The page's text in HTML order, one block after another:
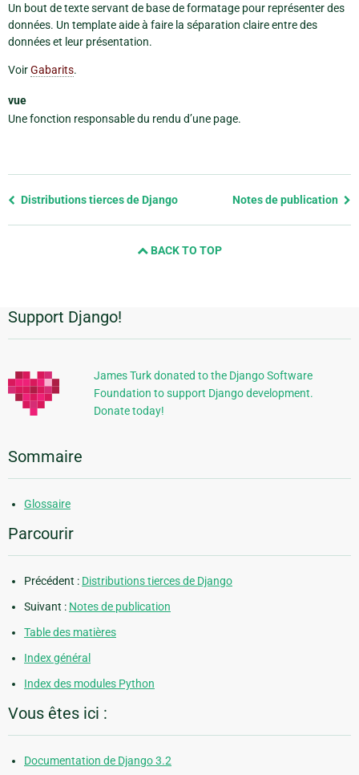
Un bout de texte servant de base de formatage pour représenter des
données. Un template aide à faire la séparation claire entre des
données et leur présentation.
VoirGabarits.
vue
Une fonction responsable du rendu d’une page.
Previous
Distributions tierces de Django Notes de publication
BACK TO TOP
Informations
supplémentaires
Support Django!
James Turk donated to the Django Software
Foundation to support Django development.
Donate today!
Sommaire
Glossaire
Parcourir
Précédent : Distributions tierces de Django
Suivant : Notes de publication
Table des matières
Index général
Index des modules Python
Vous êtes ici :
Documentation de Django 3.2